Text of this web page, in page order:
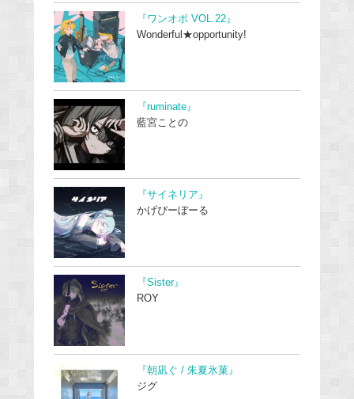
『ワンオポ VOL.22』
Wonderful★opportunity!
『ruminate』
藍宮ことの
『サイネリア』
かげぴーぼーる
『Sister』
ROY
『朝凪ぐ / 朱夏氷菓』
ジグ